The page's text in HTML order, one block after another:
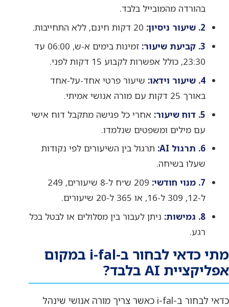
בהורדה מהמובייל בלבד.
2. שיעור ניסיון:
3. קביעת שיעור:
זמינות בימים א-ש, 06:00 עד
23:30, כולל אפשרות לקבוע 15 דקות לפני.
4. שיעור וידאו:
שיעור פרטי אחד-על-אחד
באורך 25 דקות עם מורה אנושי אמיתי.
5. דוח שיעור:
אחרי כל פגישה מתקבל דוח אישי
עם מילים ומשפטים שנלמדו.
6. תרגול AI:
תרגול בין השיעורים לפי נקודות
שעלו בשיחה.
7. מנוי חודשי:
209 ש״ח ל-8 שיעורים, 249
ל-12, 309 ל-16, או 365 ל-20 שיעורים.
8. גמישות:
ניתן לעבור בין מסלולים או לבטל בכל
רגע.
מתי כדאי לבחור ב-i-fal במקום
אפליקציית AI בלבד?
כדאי לבחור ב-i-fal כאשר צריך מורה אנושי שינהל